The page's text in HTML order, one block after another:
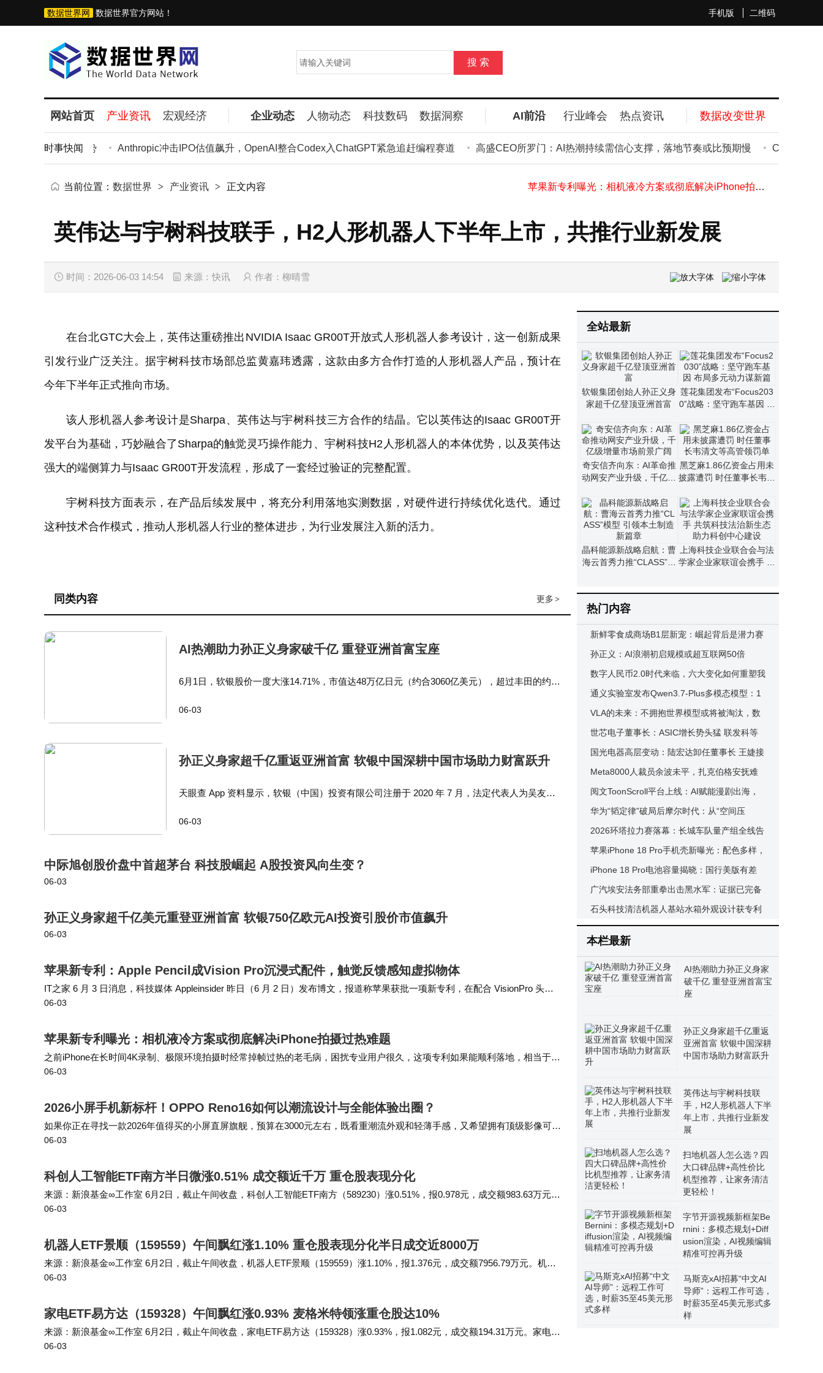
手机版 二维码
数据世界网 数据世界官方网站！
网站首页 产业资讯 宏观经济 企业动态 人物动态 科技数码 数据洞察 AI前沿 行业峰会 热点资讯 数据改变世界
时事快闻
并行发展才是趋势 Anthropic冲击IPO估值飙升，OpenAI整合Codex入ChatGPT紧急追赶编程赛道 高盛CEO所罗门：AI热潮持续需信心支撑，落地节奏或比预期慢 Codex 融入
机器人ETF景顺（159559）午间飘红涨1.10% 重仓股表现分化半日成交近8000万
AI热潮助力孙正义身家破千亿 重登亚洲首富宝座
苹果新专利曝光：相机液冷方案或彻底解决iPhone拍摄过热难题
AI热潮助力孙正义身家破千亿 重登亚洲首富宝座
当前位置： 数据世界 > 产业资讯 > 正文内容
英伟达与宇树科技联手，H2人形机器人下半年上市，共推行业新发展
时间：2026-06-03 14:54 来源：快讯 作者：柳晴雪
在台北GTC大会上，英伟达重磅推出NVIDIA Isaac GR00T开放式人形机器人参考设计，这一创新成果
引发行业广泛关注。据宇树科技市场部总监黄嘉玮透露，这款由多方合作打造的人形机器人产品，预计在
今年下半年正式推向市场。
该人形机器人参考设计是Sharpa、英伟达与宇树科技三方合作的结晶。它以英伟达的Isaac GR00T开
发平台为基础，巧妙融合了Sharpa的触觉灵巧操作能力、宇树科技H2人形机器人的本体优势，以及英伟达
强大的端侧算力与Isaac GR00T开发流程，形成了一套经过验证的完整配置。
宇树科技方面表示，在产品后续发展中，将充分利用落地实测数据，对硬件进行持续优化迭代。通过
这种技术合作模式，推动人形机器人行业的整体进步，为行业发展注入新的活力。
更多 >
同类内容
AI热潮助力孙正义身家破千亿 重登亚洲首富宝座
6月1日，软银股价一度大涨14.71%，市值达48万亿日元（约合3060亿美元），超过丰田的约46
美股挂牌上市，软银早期…
06-03
孙正义身家超千亿重返亚洲首富 软银中国深耕中国市场助力财富跃升
天眼查 App 资料显示，软银（中国）投资有限公司注册于 2020 年 7 月，法定代表人为吴友
实业投资、创业投…
06-03
中际旭创股价盘中首超茅台 科技股崛起 A股投资风向生变？
06-03
孙正义身家超千亿美元重登亚洲首富 软银750亿欧元AI投资引股价市值飙升
06-03
苹果新专利：Apple Pencil成Vision Pro沉浸式配件，触觉反馈感知虚拟物体
IT之家 6 月 3 日消息，科技媒体 Appleinsider 昨日（6 月 2 日）发布博文，报道称苹果获批一项新专利，在配合 VisionPro 头显
使用时，Apple Pencil 通过触觉反馈传递…
06-03
苹果新专利曝光：相机液冷方案或彻底解决iPhone拍摄过热难题
之前iPhone在长时间4K录制、极限环境拍摄时经常掉帧过热的老毛病，困扰专业用户很久，这项专利如果能顺利落地，相当于从
相机模组的底层结构上解决了散热短板，后续iPhone的影像能力上限也会被彻底打开，再也…
06-03
2026小屏手机新标杆！OPPO Reno16如何以潮流设计与全能体验出圈？
如果你正在寻找一款2026年值得买的小屏直屏旗舰，预算在3000元左右，既看重潮流外观和轻薄手感，又希望拥有顶级影像可玩
性和持久续航，同时还能流畅游戏，那么OPPO Reno16无疑是当前市场上最值得你重点…
06-03
科创人工智能ETF南方半日微涨0.51% 成交额近千万 重仓股表现分化
来源：新浪基金∞工作室 6月2日，截止午间收盘，科创人工智能ETF南方（589230）涨0.51%，报0.978元，成交额983.63万元。
科创人工智能ETF南方（589230）重仓股方面，芯原股份截止午盘涨…
06-03
机器人ETF景顺（159559）午间飘红涨1.10% 重仓股表现分化半日成交近8000万
来源：新浪基金∞工作室 6月2日，截止午间收盘，机器人ETF景顺（159559）涨1.10%，报1.376元，成交额7956.79万元。机器
人ETF景顺（159559）重仓股方面，绿的谐波截止午盘涨7.48%…
06-03
家电ETF易方达（159328）午间飘红涨0.93% 麦格米特领涨重仓股达10%
来源：新浪基金∞工作室 6月2日，截止午间收盘，家电ETF易方达（159328）涨0.93%，报1.082元，成交额194.31万元。家电E
TF易方达（159328）重仓股方面，美的集团截止午盘涨0.39%，…
06-03
全站最新
软银集团创始人孙正义身
家超千亿登顶亚洲首富
莲花集团发布“Focus203
0”战略：坚守跑车基因 布
奇安信齐向东：AI革命推
动网安产业升级，千亿级
黑芝麻1.86亿资金占用未
披露遭罚 时任董事长韦清
晶科能源新战略启航：曹
海云首秀力推“CLASS”模
上海科技企业联合会与法
学家企业家联谊会携手 共
热门内容
新鲜零食成商场B1层新宠：崛起背后是潜力赛
道还是昙花一现？
孙正义：AI浪潮初启规模或超互联网50倍
数字人民币2.0时代来临，六大变化如何重塑我
们的支付与钱包体验？
通义实验室发布Qwen3.7-Plus多模态模型：1
1小时自主完成APP全流程研发
VLA的未来：不拥抱世界模型或将被淘汰，数
据工厂成关键战场
世芯电子董事长：ASIC增长势头猛 联发科等
企业布局或促其超越GPU
国光电器高层变动：陆宏达卸任董事长 王婕接
任新职
Meta8000人裁员余波未平，扎克伯格安抚难
振士气，员工直言心气难回
阅文ToonScroll平台上线：AI赋能漫剧出海，
年内千部作品绘就全球新画卷
华为“韬定律”破局后摩尔时代：从“空间压
缩”到“时间压缩”的新路径
2026环塔拉力赛落幕：长城车队量产组全线告
捷 共创模式显成效
苹果iPhone 18 Pro手机壳新曝光：配色多样，
相机模组与前代相近
iPhone 18 Pro电池容量揭晓：国行美版有差
异，支持eSIM仍保留实体卡槽
广汽埃安法务部重拳出击黑水军：证据已完备
法律武器捍卫品牌权益
石头科技清洁机器人基站水箱外观设计获专利
授权，今年专利研发投入双增长
本栏最新
AI热潮助力孙正义身家
破千亿 重登亚洲首富宝
座
孙正义身家超千亿重返
亚洲首富 软银中国深耕
中国市场助力财富跃升
英伟达与宇树科技联
手，H2人形机器人下半
年上市，共推行业新发
展
扫地机器人怎么选？四
大口碑品牌+高性价比
机型推荐，让家务清洁
更轻松！
字节开源视频新框架Be
rnini：多模态规划+Diff
usion渲染，AI视频编辑
精准可控再升级
马斯克xAI招募“中文AI
导师”：远程工作可选，
时薪35至45美元形式多
样